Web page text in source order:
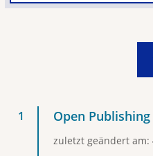
Open Publishing
zuletzt geändert am: